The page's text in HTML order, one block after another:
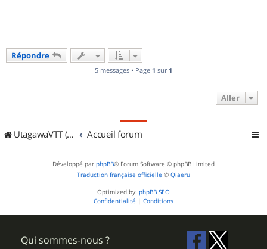
Répondre
5 messages • Page 1 sur 1
Aller
UtagawaVTT (Randos VTT et VTTAE avec traces GPS) Accueil forum
Développé par phpBB® Forum Software © phpBB Limited
Traduction française officielle © Qiaeru
Optimized by: phpBB SEO
Confidentialité | Conditions
Qui sommes-nous ?